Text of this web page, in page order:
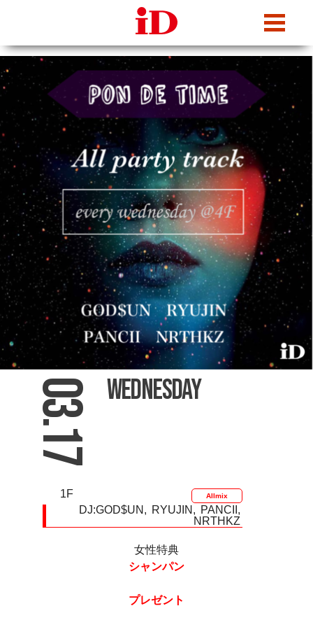
03.17 Wednesday
1F Allmix
DJ:GOD$UN RYUJIN
PANCII
NRTHKZ
女性特典
シャンパン
プレゼント